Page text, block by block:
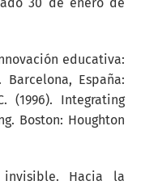
educativa:
España:
(1996). Integrating
Boston: Houghton
invisible. Hacia la